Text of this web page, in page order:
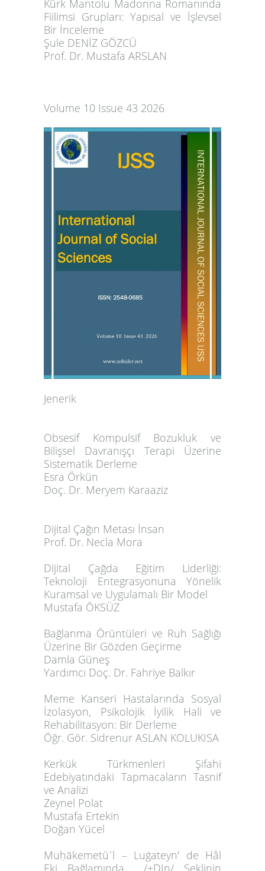
Kürk Mantolu Madonna Romanında
Fiilimsi Grupları: Yapısal ve İşlevsel
Bir İnceleme
Şule DENİZ GÖZCÜ
Prof. Dr. Mustafa ARSLAN
Volume 10 Issue 43 2026
Jenerik
Obsesif Kompulsif Bozukluk ve
Bilişsel Davranışçı Terapi Üzerine
Sistematik Derleme
Esra Örkün
Doç. Dr. Meryem Karaaziz
Dijital Çağın Metası İnsan
Prof. Dr. Necla Mora
Dijital Çağda Eğitim Liderliği:
Teknoloji Entegrasyonuna Yönelik
Kuramsal ve Uygulamalı Bir Model
Mustafa ÖKSÜZ
Bağlanma Örüntüleri ve Ruh Sağlığı
Üzerine Bir Gözden Geçirme
Damla Güneş
Yardımcı Doç. Dr. Fahriye Balkır
Meme Kanseri Hastalarında Sosyal
İzolasyon, Psikolojik İyilik Hali ve
Rehabilitasyon: Bir Derleme
Öğr. Gör. Sidrenur ASLAN KOLUKISA
Kerkük Türkmenleri Şifahi
Edebiyatındaki Tapmacaların Tasnif
ve Analizi
Zeynel Polat
Mustafa Ertekin
Doğan Yücel
Muḥākemetüʾl – Luġateyn' de Hâl
Eki Bağlamında /+DIn/ Şeklinin